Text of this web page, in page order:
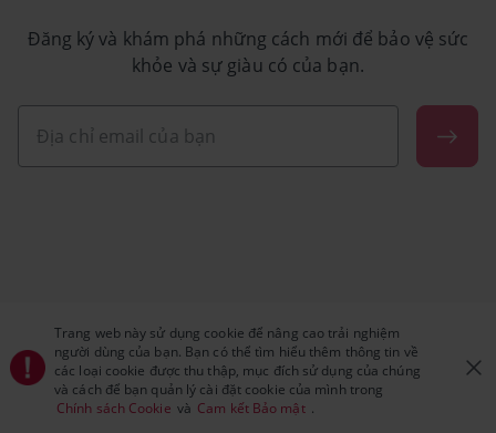
Đăng ký và khám phá những cách mới để bảo vệ sức
khỏe và sự giàu có của bạn.
Trang web này sử dụng cookie để nâng cao trải nghiệm
người dùng của bạn. Bạn có thể tìm hiểu thêm thông tin về
các loại cookie được thu thập, mục đích sử dụng của chúng
và cách để bạn quản lý cài đặt cookie của mình trong
Chính sách Cookie và Cam kết Bảo mật .